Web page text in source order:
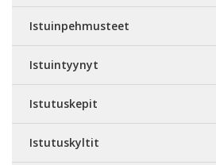
Istuinpehmusteet
Istuintyynyt
Istutuskepit
Istutuskyltit